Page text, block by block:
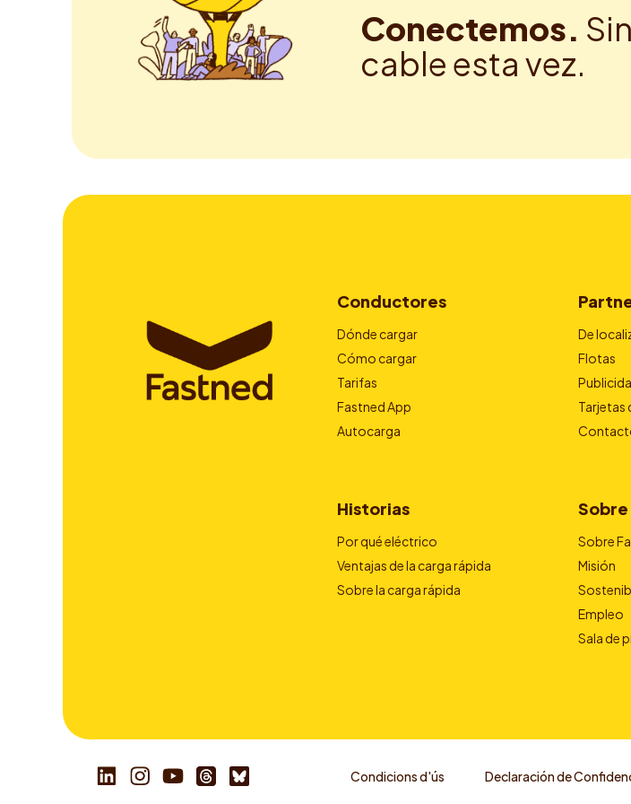
Conectemos. Sin
cable esta vez.
Conductores
Dónde cargar
Cómo cargar
Tarifas
Fastned App
Autocarga
De
Flotas
Tarjetas
Historias
Por qué eléctrico
Ventajas de la carga rápida
Sobre la carga rápida
Sobre
Misión
Empleo
Sala de
Condicions d'ús Declaración de